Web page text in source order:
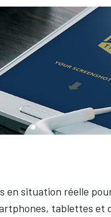
en situation réelle
tablettes et